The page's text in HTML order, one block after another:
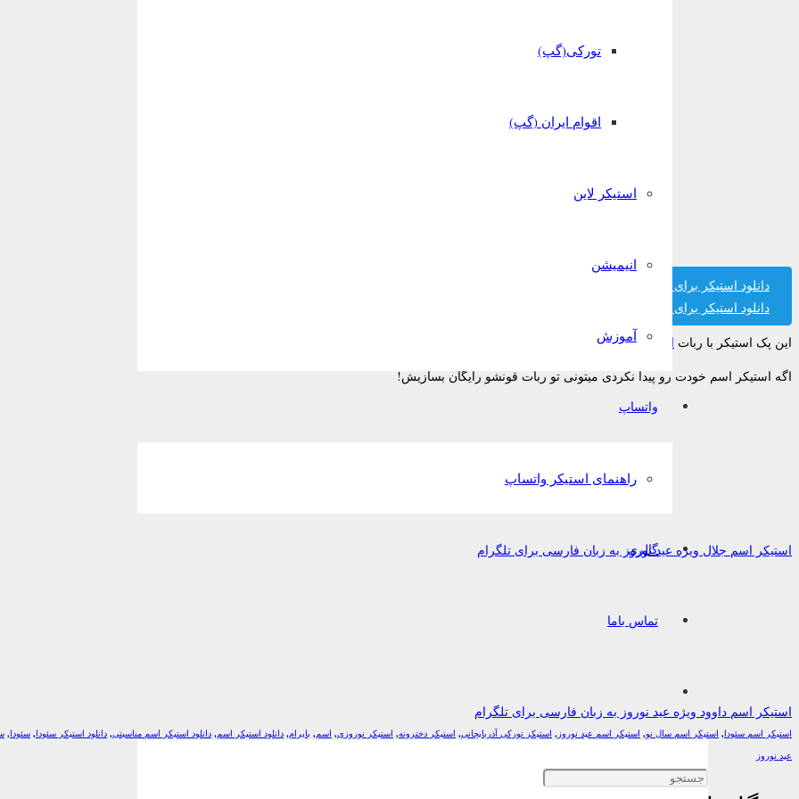
تورکی(گپ)
اقوام ایران (گپ)
استیکر لاین
انیمیشن
آموزش
واتساپ
راهنمای استیکر واتساپ
گالری
تماس باما
دانلود استیکر برای تلگرام
دانلود استیکر برای واتساپ
این پک استیکر با ربات استیکر ساز قونشو
اگه استیکر اسم خودت رو پیدا نکردی میتونی تو ربات قونشو رایگان بسازیش!
استیکر اسم جلال ویژه عید نوروز به زبان فارسی برای تلگرام
استیکر اسم داوود ویژه عید نوروز به زبان فارسی برای تلگرام
استیکر اسم سئودا, استیکر اسم سال نو, استیکر اسم عید نوروز , استیکر تورکی آذربایجانی, استیکر دخترونه, استیکر نوروزی, اسم, بایرام, دانلود استیکر اسم, دانلود استیکر اسم مناسبتی, دانلود استیکر سئودا, سئودا,
عید نوروز